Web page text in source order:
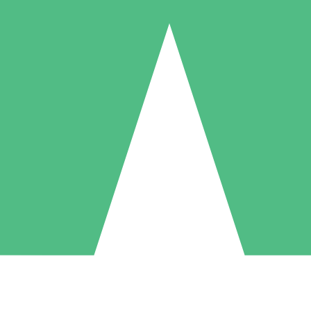
Individuele Creditpakketten
per gebruik met downloadtegoeden. Geen maandelijkse verplichting
5 Downloaden
US$